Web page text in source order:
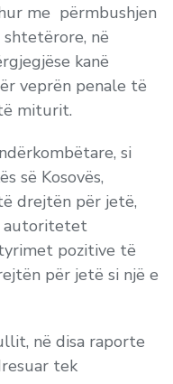
me përmbushjen
në
kanë
veprën penale të
miturit.
si
së Kosovës,
drejtën për jetë,
autoritetet
pozitive të
për jetë si një e
në disa raporte
tek